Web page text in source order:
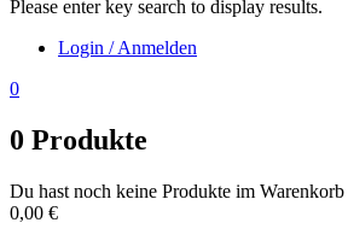
Please enter key search to display results.
Login / Anmelden
0
0 Produkte
Du hast noch keine Produkte im Warenkorb
0,00 €